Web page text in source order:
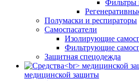
Фильтры
Полумаски и респираторы
Самоспасатели
Изолирующие
Фильтрующие
Защитная спецодежда
медицинской защиты